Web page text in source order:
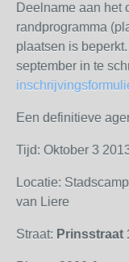
Deelname aan het
randprogramma
plaatsen is
september in te
Een definitieve
Tijd: Oktober 3
Locatie:
van Liere
Straat: Prinsstraat